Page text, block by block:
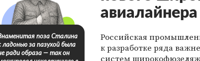
авиалайнера
Российская
к разработке ряда
систем
поза Сталина
ладонью за пазухой была
ради образа — так он